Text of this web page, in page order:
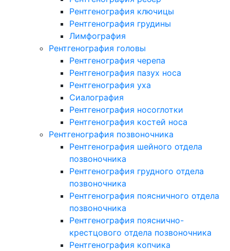
Рентгенография ключицы
Рентгенография грудины
Лимфография
Рентгенография головы
Рентгенография черепа
Рентгенография пазух носа
Рентгенография уха
Сиалография
Рентгенография носоглотки
Рентгенография костей носа
Рентгенография позвоночника
Рентгенография шейного отдела
позвоночника
Рентгенография грудного отдела
позвоночника
Рентгенография поясничного отдела
позвоночника
Рентгенография пояснично-
крестцового отдела позвоночника
Рентгенография копчика